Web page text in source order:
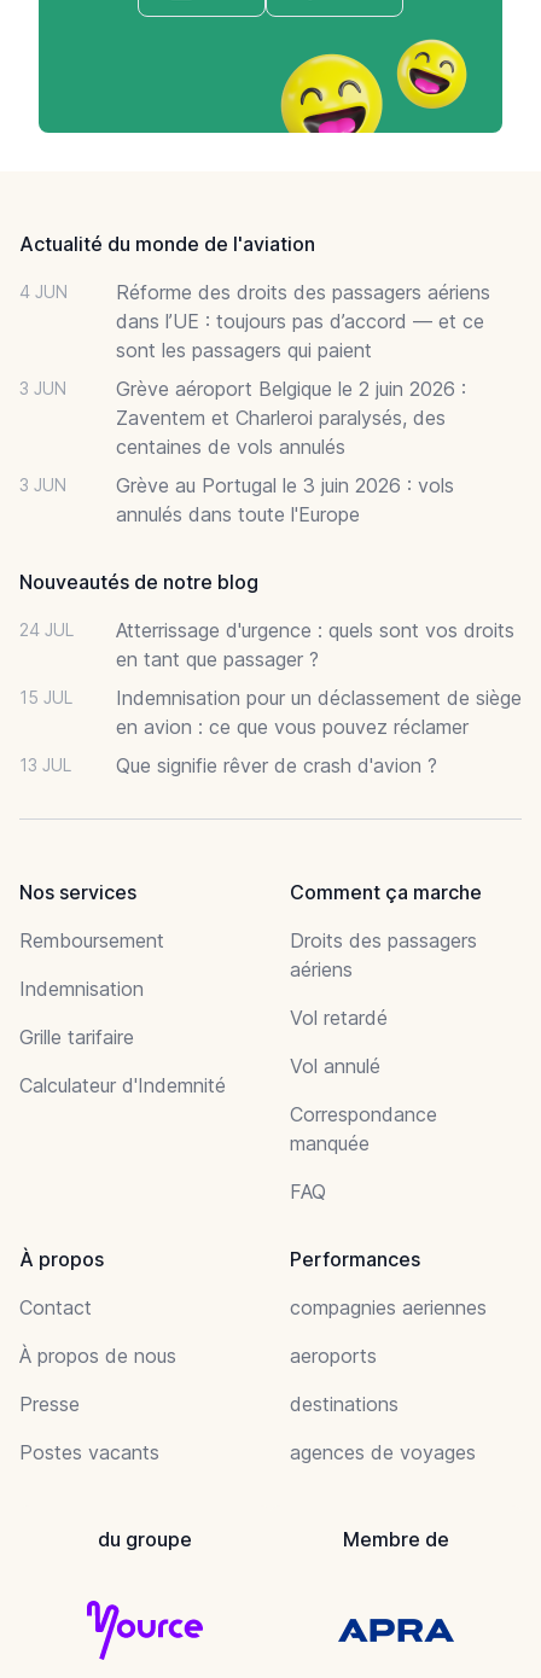
Actualité du monde de l'aviation
4 JUN
Réforme des droits des passagers aériens
dans l’UE : toujours pas d’accord — et ce
sont les passagers qui paient
3 JUN
Grève aéroport Belgique le 2 juin 2026 :
Zaventem et Charleroi paralysés, des
centaines de vols annulés
3 JUN
Grève au Portugal le 3 juin 2026 : vols
annulés dans toute l'Europe
Nouveautés de notre blog
24 JUL
Atterrissage d'urgence : quels sont vos droits
en tant que passager ?
15 JUL
Indemnisation pour un déclassement de siège
en avion : ce que vous pouvez réclamer
13 JUL Que signifie rêver de crash d'avion ?
Nos services
Remboursement
Indemnisation
Grille tarifaire
Calculateur d'Indemnité
Comment ça marche
Droits des passagers
aériens
Vol retardé
Vol annulé
Correspondance
manquée
FAQ
À propos
Contact
À propos de nous
Presse
Postes vacants
Performances
compagnies aeriennes
aeroports
destinations
agences de voyages
du groupe Membre de